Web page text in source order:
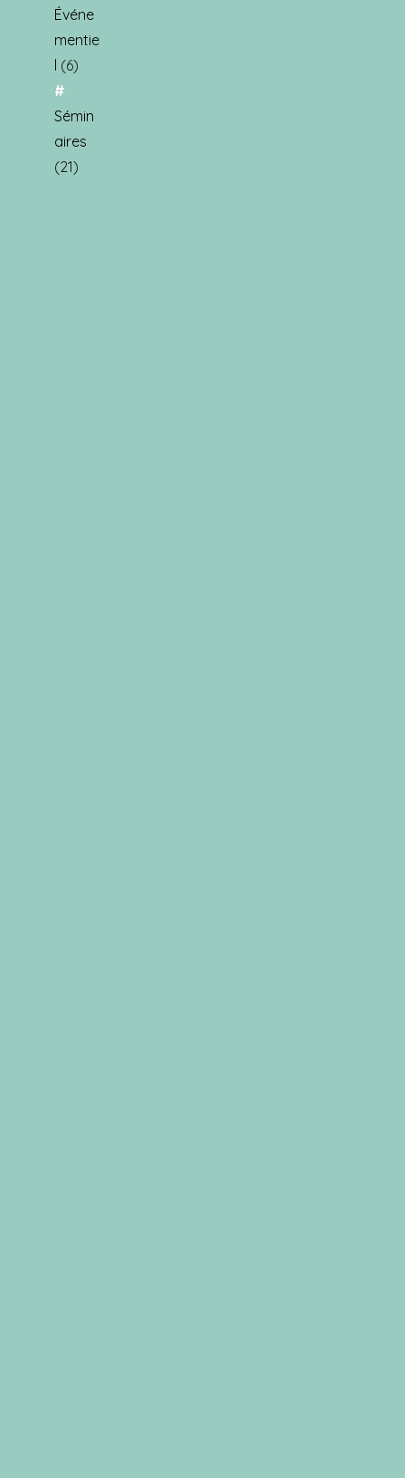
Événe
mentie
l (6)
Sémin
aires
(21)